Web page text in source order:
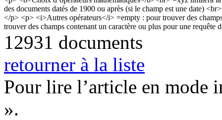
12931 documents
retourner à la liste
Pour lire l’article en mode
».